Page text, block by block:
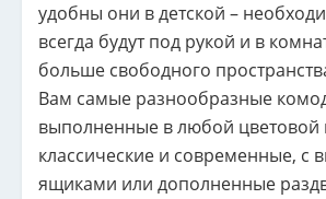
удобны они в детской –
всегда будут под рукой и в
больше свободного
Вам самые разнообразные
выполненные в любой цветовой
классические и современные, с
ящиками или дополненные